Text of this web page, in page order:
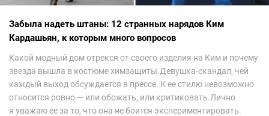
Забыла надеть штаны: 12 странных нарядов Ким
Кардашьян, к которым много вопросов
Какой модный дом отрекся от своего изделия на Ким и почему
звезда вышла в костюме химзащиты.Девушка-скандал, чей
каждый выход обсуждается в прессе. К ее стилю невозможно
относится ровно — или обожать, или критиковать.Лично
я уважаю ее за то, что она не боится экспериментировать.